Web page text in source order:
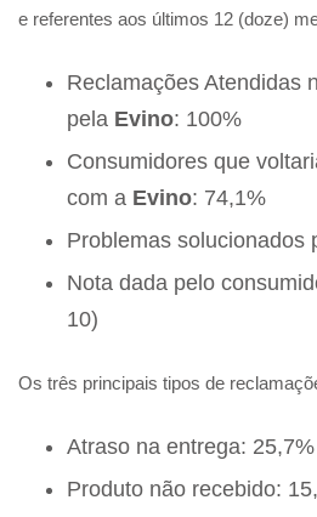
e referentes aos últimos 12 (doze)
Reclamações Atendidas
pela Evino: 100%
Consumidores que
com a Evino: 74,1%
Problemas solucionados
Nota dada pelo
10)
Os três principais tipos de
Atraso na entrega: 25,7%
Produto não recebido: